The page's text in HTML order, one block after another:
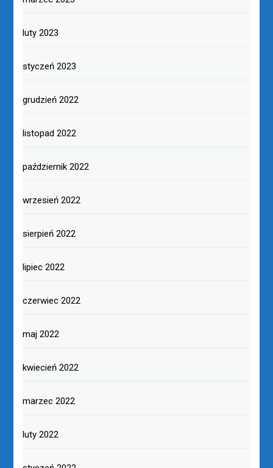
luty 2023
styczeń 2023
grudzień 2022
listopad 2022
październik 2022
wrzesień 2022
sierpień 2022
lipiec 2022
czerwiec 2022
maj 2022
kwiecień 2022
marzec 2022
luty 2022